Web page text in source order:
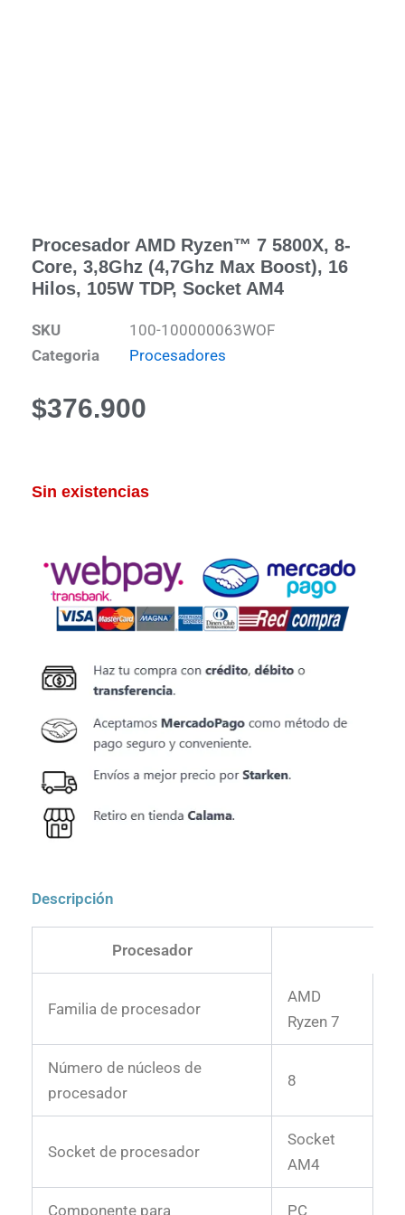
Procesador AMD Ryzen™ 7 5800X, 8-
Core, 3,8Ghz (4,7Ghz Max Boost), 16
Hilos, 105W TDP, Socket AM4
SKU
100-100000063WOF
Categoria
Procesadores
$376.900
Sin existencias
Descripción
Procesador
Familia de procesador
AMD
Ryzen 7
Número de núcleos de
procesador
8
Socket de procesador
Socket
AM4
Componente para PC